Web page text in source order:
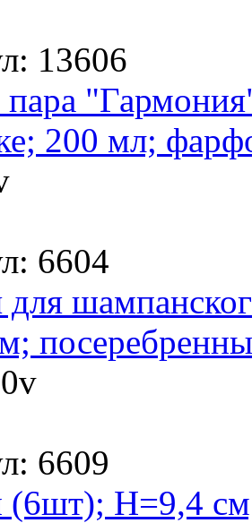
13606
200 мл;
6604
для
v
6609
(6шт); H=9,4